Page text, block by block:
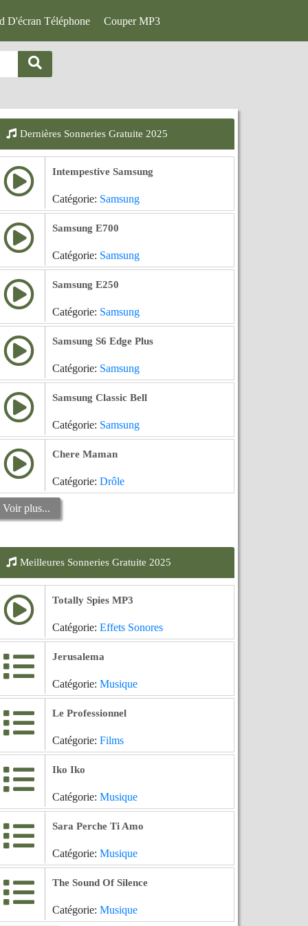
D'écran Téléphone Couper MP3
Dernières Sonneries Gratuite 2025
Intempestive Samsung
Catégorie: Samsung
Samsung E700
Catégorie: Samsung
Samsung E250
Catégorie: Samsung
Samsung S6 Edge Plus
Catégorie: Samsung
Samsung Classic Bell
Catégorie: Samsung
Chere Maman
Catégorie: Drôle
Voir plus...
Meilleures Sonneries Gratuite 2025
Totally Spies MP3
Catégorie: Effets Sonores
Jerusalema
Catégorie: Musique
Le Professionnel
Catégorie: Films
Iko Iko
Catégorie: Musique
Sara Perche Ti Amo
Catégorie: Musique
The Sound Of Silence
Catégorie: Musique